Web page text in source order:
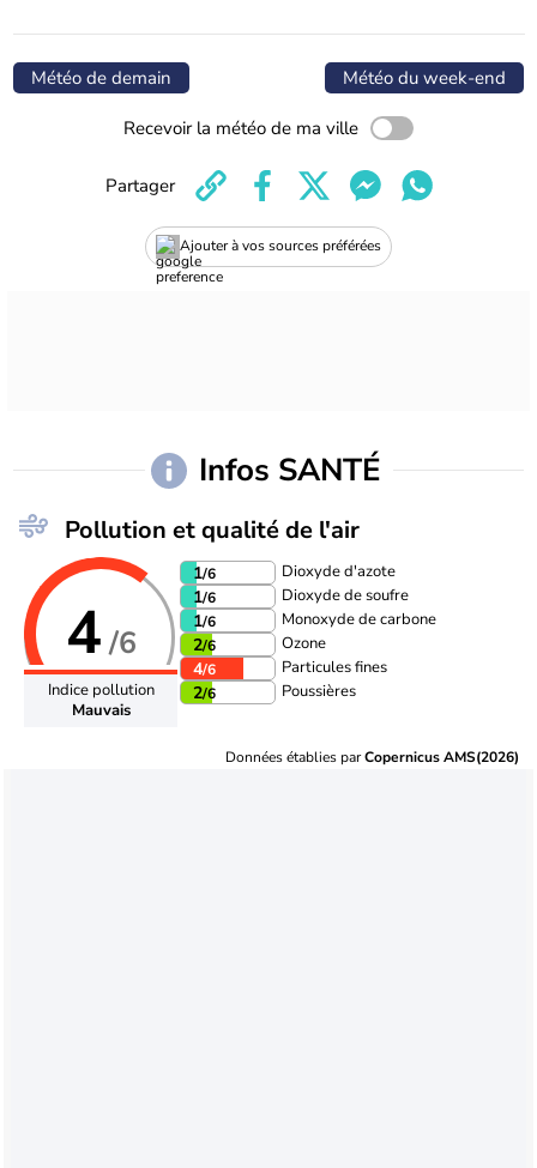
Météo de demain Météo du week-end
Recevoir la météo de ma ville
Ajouter à vos sources préférées
Partager
Infos SANTÉ
Pollution et qualité de l'air
4/6
Indice pollution
Mauvais
1/6 Dioxyde d'azote
1/6 Dioxyde de soufre
1/6 Monoxyde de carbone
2/6 Ozone
4/6 Particules fines
2/6 Poussières
Données établies parCopernicus AMS(2026)